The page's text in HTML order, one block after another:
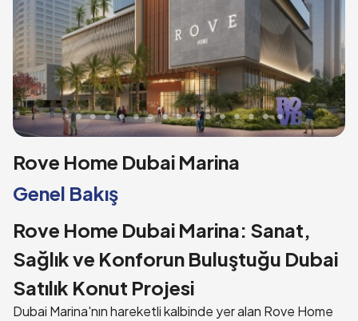
Rove Home Dubai Marina
Genel Bakış
Rove Home Dubai Marina: Sanat,
Sağlık ve Konforun Buluştuğu Dubai
Satılık Konut Projesi
Dubai Marina'nın hareketli kalbinde yer alan Rove Home